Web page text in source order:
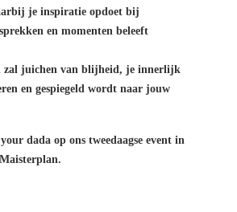
je inspiratie opdoet bij
en momenten beleeft
juichen van blijheid, je innerlijk
en gespiegeld wordt naar jouw
dada op ons tweedaagse event in